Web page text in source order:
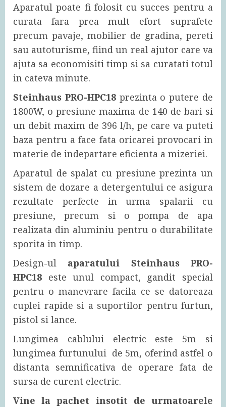
Aparatul poate fi folosit cu succes pentru a
curata fara prea mult efort suprafete
precum pavaje, mobilier de gradina, pereti
sau autoturisme, fiind un real ajutor care va
ajuta sa economisiti timp si sa curatati totul
in cateva minute.
Steinhaus PRO-HPC18prezinta o putere de
1800W, o presiune maxima de 140 de bari si
un debit maxim de 396 l/h, pe care va puteti
baza pentru a face fata oricarei provocari in
materie de indepartare eficienta a mizeriei.
Aparatul de spalat cu presiune prezinta un
sistem de dozare a detergentului ce asigura
rezultate perfecte in urma spalarii cu
presiune, precum si o pompa de apa
realizata din aluminiu pentru o durabilitate
sporita in timp.
Design-ul aparatului Steinhaus PRO-
HPC18 este unul compact, gandit special
pentru o manevrare facila ce se datoreaza
cuplei rapide si a suportilor pentru furtun,
pistol si lance.
Lungimea cablului electric este 5m si
lungimea furtunului de 5m, oferind astfel o
distanta semnificativa de operare fata de
sursa de curent electric.
Vine la pachet insotit de urmatoarele